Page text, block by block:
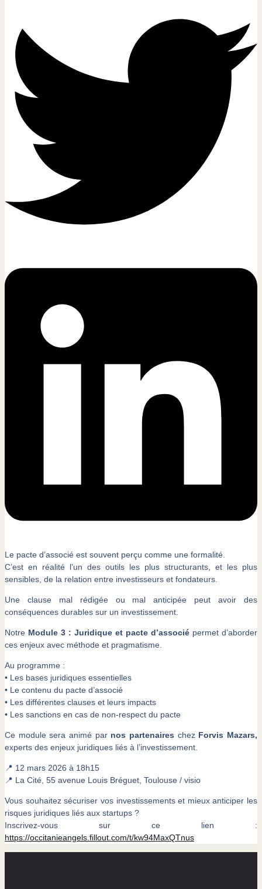
Le pacte d’associé est souvent perçu comme une formalité.
C’est en réalité l’un des outils les plus structurants, et les plus
sensibles, de la relation entre investisseurs et fondateurs.
Une clause mal rédigée ou mal anticipée peut avoir des
conséquences durables sur un investissement.
Notre Module 3 : Juridique et pacte d’associé permet d’aborder
ces enjeux avec méthode et pragmatisme.
Au programme :
• Les bases juridiques essentielles
• Le contenu du pacte d’associé
• Les différentes clauses et leurs impacts
• Les sanctions en cas de non-respect du pacte
Ce module sera animé par nos partenaires chez Forvis Mazars,
experts des enjeux juridiques liés à l’investissement.
📍 12 mars 2026 à 18h15
📍 La Cité, 55 avenue Louis Bréguet, Toulouse / visio
Vous souhaitez sécuriser vos investissements et mieux anticiper les
risques juridiques liés aux startups ?
Inscrivez-vous sur ce lien :
https://occitanieangels.fillout.com/t/kw94MaxQTnus